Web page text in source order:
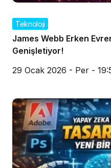
Teknoloji
James Webb Erken
Genişletiyor!
29 Ocak 2026 - Per -